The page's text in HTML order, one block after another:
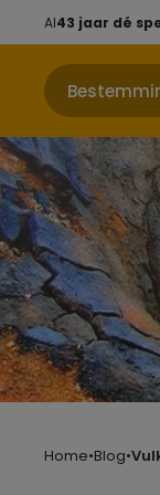
Al43 jaar dé
Home•Blog•